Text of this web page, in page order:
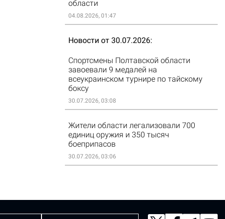
области
04.08.2026, 01:47
Новости от 30.07.2026
Спортсмены Полтавской области
завоевали 9 медалей на
всеукраинском турнире по тайскому
боксу
30.07.2026, 03:08
Жители области легализовали 700
единиц оружия и 350 тысяч
боеприпасов
30.07.2026, 03:06